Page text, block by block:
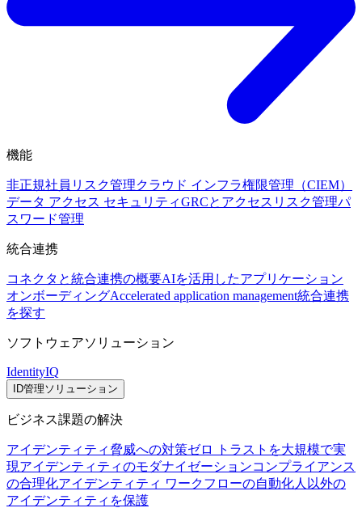
機能
非正規社員リスク管理クラウド インフラ権限管理（CIEM）
データ アクセス セキュリティGRCとアクセスリスク管理パ
スワード管理
統合連携
コネクタと統合連携の概要AIを活用したアプリケーション
オンボーディングAccelerated application management統合連携
を探す
ソフトウェアソリューション
IdentityIQ
ID管理ソリューション
ビジネス課題の解決
アイデンティティ脅威への対策ゼロ トラストを大規模で実
現アイデンティティのモダナイゼーションコンプライアンス
の合理化アイデンティティ ワークフローの自動化人以外の
アイデンティティを保護